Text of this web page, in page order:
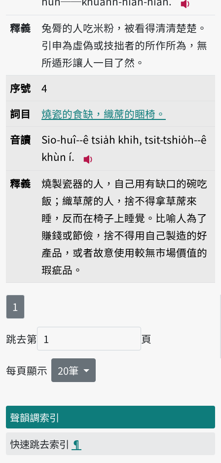
播放音
釋義
兔脣的人吃米粉，被看得清清楚楚。
引申為虛偽或技拙者的所作所為，無
所遁形讓人一目了然。
序號4燒瓷的食缺，織蓆的睏椅。
序號
4
詞目
燒瓷的食缺，織蓆的睏椅。
音讀
Sio-huî--ê tsia̍h khih, tsit-tshio̍h--ê
khùn í.
釋義
燒製瓷器的人，自己用有缺口的碗吃
飯；織草蓆的人，捨不得拿草蓆來
睡，反而在椅子上睡覺。比喻人為了
賺錢或節儉，捨不得用自己製造的好
產品，或者故意使用較無市場價值的
瑕疵品。
第
1
跳去第
頁碼
頁
每頁顯示 20筆
聲韻調索引
快速跳去索引 ¶